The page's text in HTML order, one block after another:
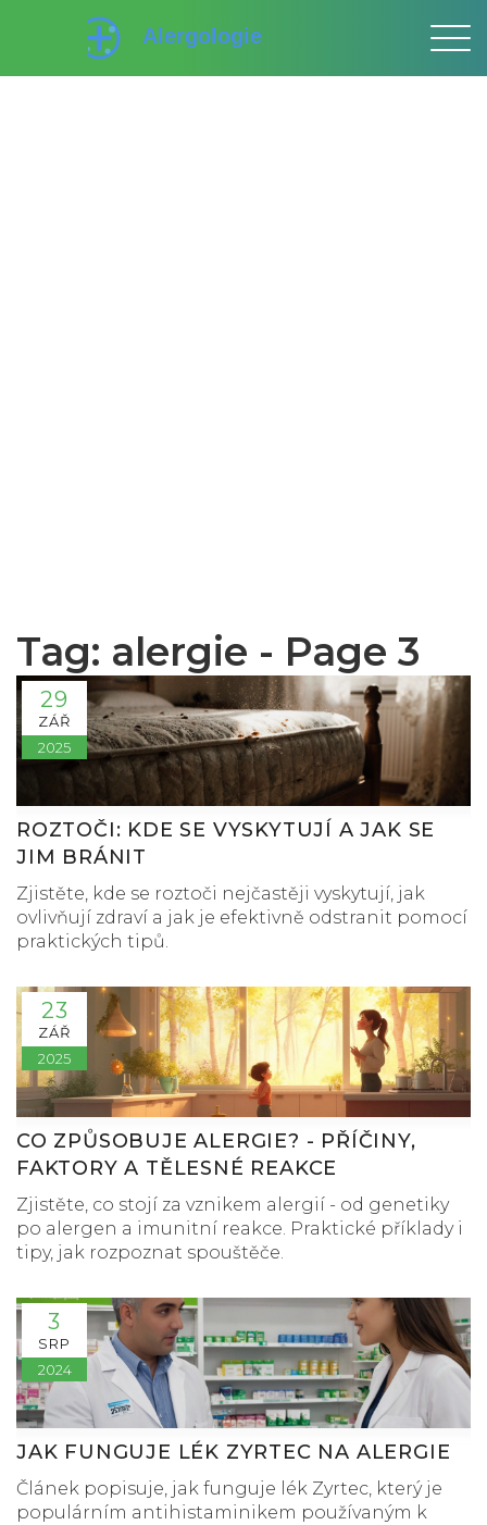
Tag: alergie - Page 3
29
ZÁŘ
2025
ROZTOČI: KDE SE VYSKYTUJÍ A JAK SE
JIM BRÁNIT
Zjistěte, kde se roztoči nejčastěji vyskytují, jak
ovlivňují zdraví a jak je efektivně odstranit pomocí
praktických tipů.
23
ZÁŘ
2025
CO ZPŮSOBUJE ALERGIE? - PŘÍČINY,
FAKTORY A TĚLESNÉ REAKCE
Zjistěte, co stojí za vznikem alergií - od genetiky
po alergen a imunitní reakce. Praktické příklady i
tipy, jak rozpoznat spouštěče.
3
SRP
2024
JAK FUNGUJE LÉK ZYRTEC NA ALERGIE
Článek popisuje, jak funguje lék Zyrtec, který je
populárním antihistaminikem používaným k